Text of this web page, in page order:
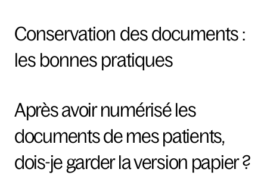
Conservation des documents :
les bonnes pratiques
Après avoir numérisé les
documents de mes patients,
dois-je garder la version papier ?